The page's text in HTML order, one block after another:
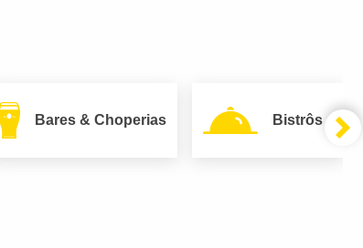
Bares & Choperias Bistrôs